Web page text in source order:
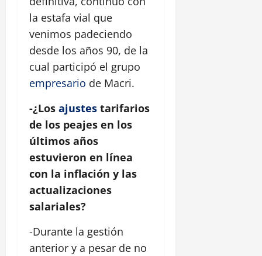
la estafa vial que
venimos padeciendo
desde los años 90, de la
cual participó el grupo
empresario de Macri.
-¿Los ajustes tarifarios
de los peajes en los
últimos años
estuvieron en línea
con la inflación y las
actualizaciones
salariales?
-Durante la gestión
anterior y a pesar de no